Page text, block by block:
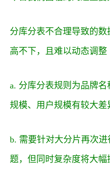
分库分表不合理导致的
高不下，且难以动态调整
a. 分库分表规则为品牌
规模、用户规模有较大差
b. 需要针对大分片再次
题，但同时复杂度将大幅